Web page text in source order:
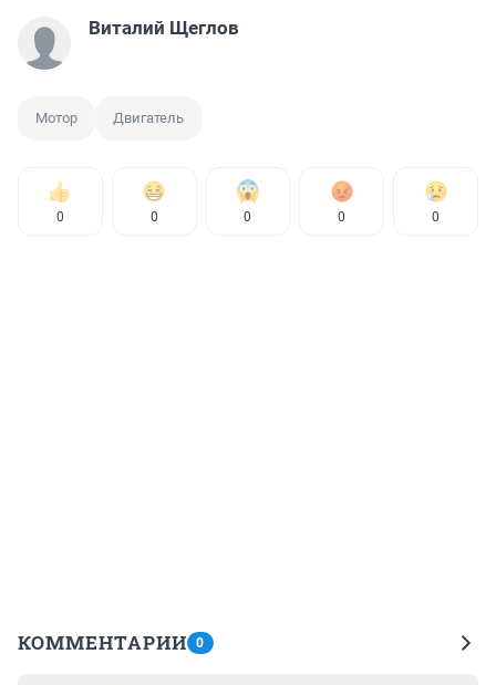
Виталий Щеглов
Мотор Двигатель
0 0 0 0 0
КОММЕНТАРИИ 0